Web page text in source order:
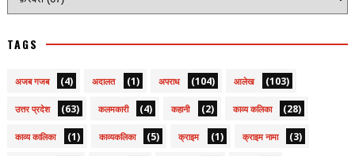
TAGS
अजब गजब (4) अदालत (1) अपराध (104) आलेख (103)
उत्तर प्रदेश (63) कलमकारी (4) कहानी (2) काव्य कलिका (28)
काव्य कालिका (1) काव्यकलिका (5) क्राइम (1) क्राइम नामा (3)